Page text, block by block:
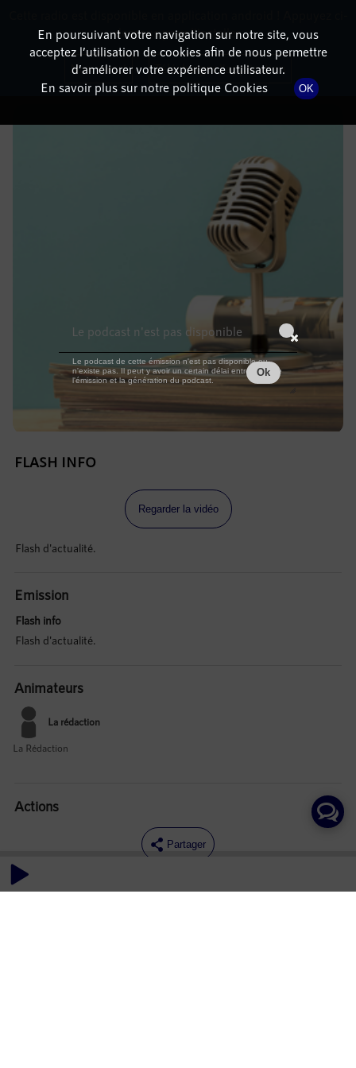
DÉTAILS DE L'ÉPISODE
5 février 2022à 6h59 , durée : Invalid date
FLASH INFO
Regarder la vidéo
Flash d'actualité.
Emission
Flash info
Flash d'actualité.
Animateurs
La rédaction
La Rédaction
Actions
Partager
Commentaires
En poursuivant votre navigation sur notre site, vous
acceptez l’utilisation de cookies afin de nous permettre
d’améliorer votre expérience utilisateur.
En savoir plus sur notre politique Cookies
OK
dessous pour l'installer.
Non merci Télécharger l'application
Le podcast n'est pas disponible
Le podcast de cette émission n'est pas disponible ou
n'existe pas. Il peut y avoir un certain délai entre la fin de
l'émission et la génération du podcast.
Ok